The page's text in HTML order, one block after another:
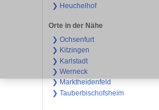
❯ Heuchelhof
Orte in der Nähe
❯ Ochsenfurt
❯ Kitzingen
❯ Karlstadt
❯ Werneck
❯ Marktheidenfeld
❯ Tauberbischofsheim